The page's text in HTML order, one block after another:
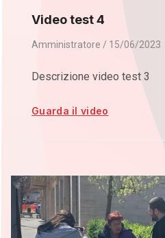
Video test 4
Amministratore 15/06/2023
Descrizione video test 3
Guarda il video